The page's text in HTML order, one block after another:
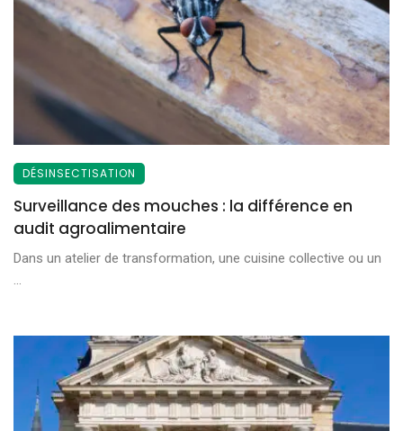
DÉSINSECTISATION
Surveillance des mouches : la différence en
audit agroalimentaire
Dans un atelier de transformation, une cuisine collective ou un
...